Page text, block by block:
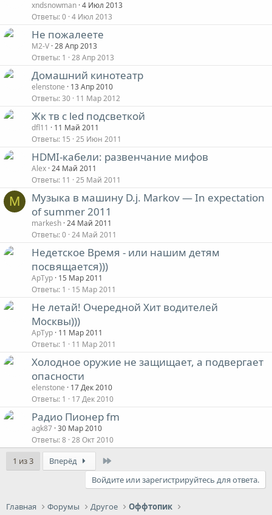
xndsnowman 4 Июл 2013
Ответы 0 4 Июл 2013
Не пожалеете
M2-V 28 Апр 2013
Ответы 1 28 Апр 2013
Домашний кинотеатр
elenstone
13 Апр 2010
Ответы 30 11 Мар 2012
Жк тв с led подсветкой
dfl11
11 Май 2011
Ответы 15 25 Июн 2011
HDMI-кабели: развенчание мифов
Alex 24 Май 2011
Ответы 11 25 Май 2011
M
Музыка в машину D.j. Markov — In expectation
of summer 2011
markesh 24 Май 2011
Ответы 0 24 Май 2011
Недетское Время - или нашим детям
посвящается)))
АрТур 15 Мар 2011
Ответы 1 15 Мар 2011
Не летай! Очередной Хит водителей
Москвы)))
АрТур 11 Мар 2011
Ответы 1 11 Мар 2011
Холодное оружие не защищает, а подвергает
опасности
elenstone
17 Дек 2010
Ответы 1 17 Дек 2010
Радио Пионер fm
agk87 30 Мар 2010
Ответы 8 28 Окт 2010
1 из 3 Вперёд
Войдите или зарегистрируйтесь для ответа.
Главная Форумы Другое Оффтопик